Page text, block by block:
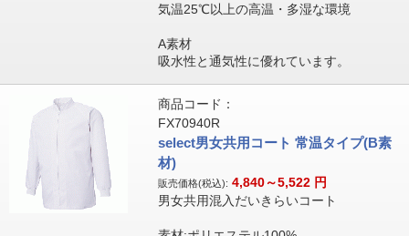
気温25℃以上の高温・多湿な環境
A素材
吸水性と通気性に優れています。
商品コード：
FX70940R
select男女共用コート 常温タイプ(B素
材)
販売価格(税込): 4,840～5,522 円
男女共用混入だいきらいコート